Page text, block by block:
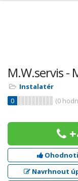
M.W.servis -
Instalatér
0
(0
Navrhnout